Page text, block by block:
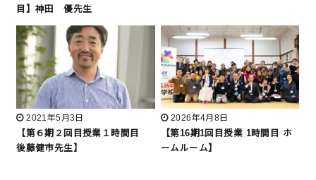
目】神田 優先生
2021年5月3日
【第６期２回目授業１時間目
後藤健市先生】
2026年4月8日
【第16期1回目授業 1時間目 ホ
ームルーム】